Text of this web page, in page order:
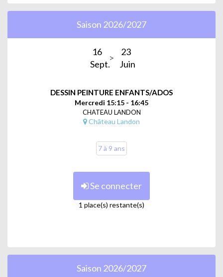
Saison 2026/2027
16
Sept.
23
Juin
DESSIN PEINTURE ENFANTS/ADOS
Mercredi 15:15 - 16:45
CHATEAU LANDON
Château Landon
7 à 9 ans
Se connecter
1 place(s) restante(s)
Saison 2026/2027